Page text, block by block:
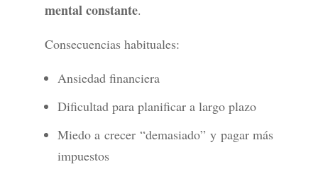
mental constante.
Consecuencias habituales:
Ansiedad financiera
Dificultad para planificar a largo plazo
Miedo a crecer “demasiado” y pagar más
impuestos